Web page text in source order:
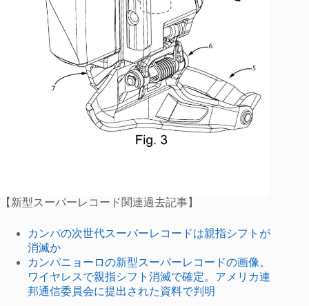
【新型スーパーレコード関連過去記事】
カンパの次世代スーパーレコードは親指シフトが
消滅か
カンパニョーロの新型スーパーレコードの画像。
ワイヤレスで親指シフト消滅で確定。アメリカ連
邦通信委員会に提出された資料で判明